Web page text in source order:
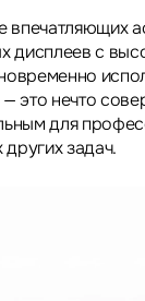
впечатляющих
дисплеев с
это нечто
для
задач.